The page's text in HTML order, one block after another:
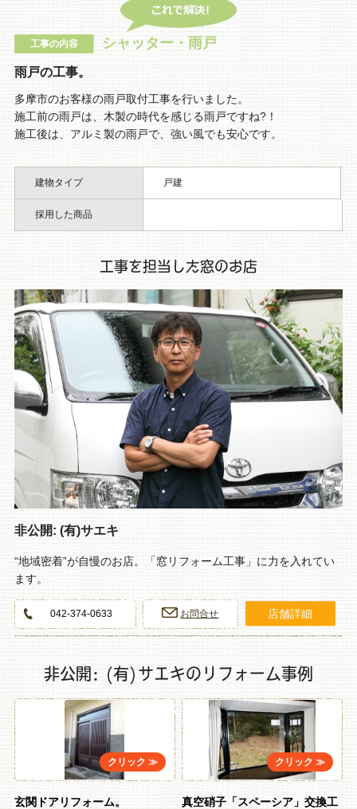
工事の内容 シャッター・雨戸
雨戸の工事。
多摩市のお客様の雨戸取付工事を行いました。
施工前の雨戸は、木製の時代を感じる雨戸ですね?！
施工後は、アルミ製の雨戸で、強い風でも安心です。
建物タイプ 戸建
採用した商品
工事を担当した窓のお店
非公開: (有)サエキ
“地域密着”が自慢のお店。「窓リフォーム工事」に力を入れてい
ます。
042-374-0633 お問合せ 店舗詳細
非公開: (有)サエキのリフォーム事例
玄関ドアリフォーム。
真空硝子「スペーシア」交換工